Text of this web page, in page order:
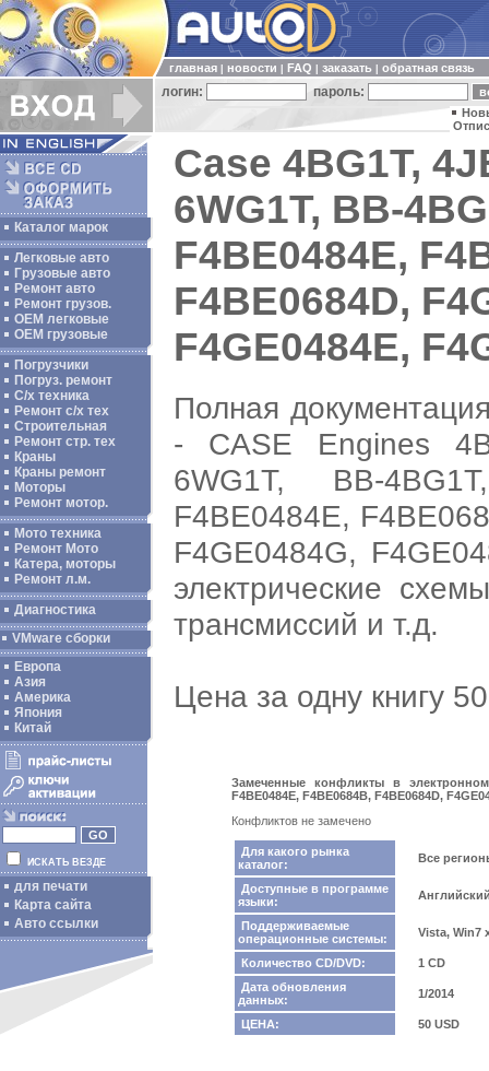
главная новости FAQ заказать обратная связь
логин: пароль:
Каталог марок
Легковые авто
Грузовые авто
Ремонт авто
Ремонт грузов.
ОЕМ легковые
OEM грузовые
Погрузчики
Погруз. ремонт
С/х техника
Ремонт с/х тех
Строительная
Ремонт стр. тех
Краны
Краны ремонт
Моторы
Ремонт мотор.
Мото техника
Ремонт Мото
Катера, моторы
Ремонт л.м.
Диагностика
VMware сборки
Европа
Азия
Америка
Япония
Китай
ИСКАТЬ ВЕЗДЕ
для печати
Карта сайта
Авто ссылки
Case 4BG1T,
6WG1T, BB-
F4BE0484E,
F4BE0684D,
F4GE0484E,
Полная
- CASE Engines
6WG1T, BB-
F4BE0484E,
F4GE0484G,
электрические
трансмиссий и т.д.
Цена за одну книгу
Замеченные конфликты в электронном
F4BE0484E, F4BE0684B, F4BE0684D,
Конфликтов не замечено
Для какого рынка
каталог:
Все
Доступные в программе
языки:
Поддерживаемые
операционные системы:
Vista, Win7
Количество CD/DVD:
1 CD
Дата обновления
данных:
1/2014
ЦЕНА: 50 USD